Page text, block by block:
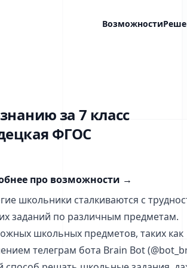
Возможности
за 7 класс
ФГОС
про возможности →
школьники сталкиваются с
заданий по различным предметам.
школьных предметов, таких как
телеграм бота Brain Bot